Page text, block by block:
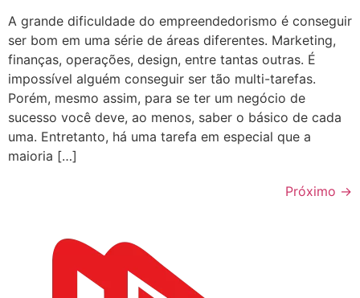
A grande dificuldade do empreendedorismo é conseguir
ser bom em uma série de áreas diferentes. Marketing,
finanças, operações, design, entre tantas outras. É
impossível alguém conseguir ser tão multi-tarefas.
Porém, mesmo assim, para se ter um negócio de
sucesso você deve, ao menos, saber o básico de cada
uma. Entretanto, há uma tarefa em especial que a
maioria […]
Próximo →